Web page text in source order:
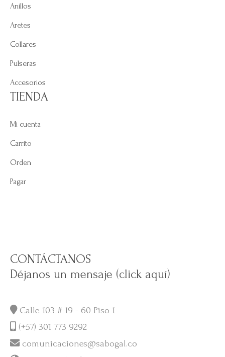
Anillos
Aretes
Collares
Pulseras
Accesorios
TIENDA
Mi cuenta
Carrito
Orden
Pagar
CONTÁCTANOS
Déjanos un mensaje (click aquí)
Calle 103 # 19 - 60 Piso 1
(+57) 301 773 9292
comunicaciones@sabogal.co